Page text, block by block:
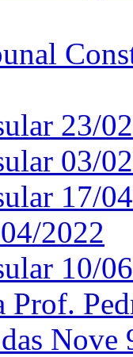
23/
03/
17/
2022
10/
Prof.
Nove